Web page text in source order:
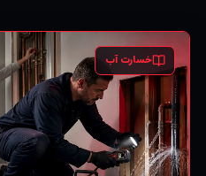
خسارت آب